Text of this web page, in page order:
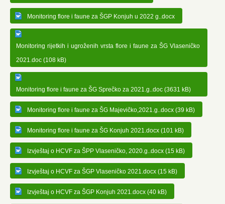
Monitoring flore i faune za ŠGP Konjuh u 2022 g..docx
Monitoring rijetkih i ugroženih vrsta flore i faune za ŠG Vlaseničko
2021.doc (108 kB)
Monitoring flore i faune za ŠG Sprečko za 2021.g..doc (3631 kB)
Monitoring flore i faune za ŠG Majevičko,2021.g..docx (39 kB)
Monitoring flore i faune za ŠG Konjuh 2021.docx (101 kB)
Izvještaj o HCVF za ŠPP Vlaseničko, 2020.g..docx (15 kB)
Izvještaj o HCVF za ŠGP Vlaseničko 2021.docx (15 kB)
Izvještaj o HCVF za ŠGP Konjuh 2021.docx (40 kB)